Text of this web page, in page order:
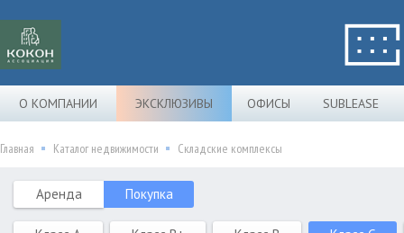
О КОМПАНИИ ЭКСКЛЮЗИВЫ ОФИСЫ SUBLEASE
Главная Каталог недвижимости Складские комплексы
Аренда Покупка